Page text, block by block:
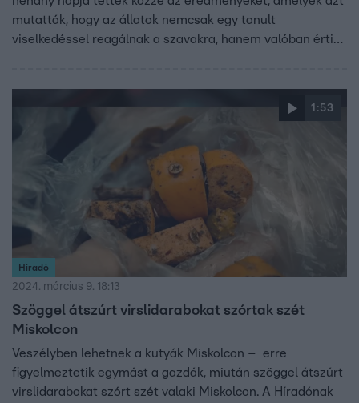
mutatták, hogy az állatok nemcsak egy tanult
viselkedéssel reagálnak a szavakra, hanem valóban értik
1:53
Híradó
2024. március 9. 18:13
Szöggel átszúrt virslidarabokat szórtak szét
Miskolcon
Veszélyben lehetnek a kutyák Miskolcon – erre
figyelmeztetik egymást a gazdák, miután szöggel átszúrt
virslidarabokat szórt szét valaki Miskolcon. A Híradónak